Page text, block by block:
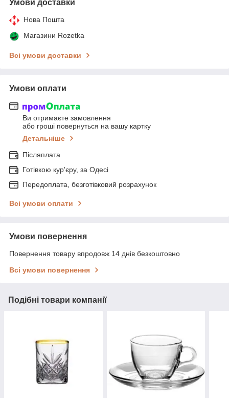
Умови доставки
Нова Пошта
Магазини Rozetka
Всі умови доставки
Умови оплати
Ви отримаєте замовлення
або гроші повернуться на вашу картку
Детальніше
Післяплата
Готівкою кур'єру, за Одесі
Передоплата, безготівковий розрахунок
Всі умови оплати
Умови повернення
Повернення товару впродовж 14 днів безкоштовно
Всі умови повернення
Подібні товари компанії